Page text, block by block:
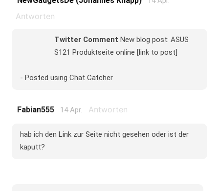
Antworten
Twitter Comment New blog post: ASUS
S121 Produktseite online [link to post]
- Posted using Chat Catcher
Fabian555 14 Apr. Antworten
hab ich den Link zur Seite nicht gesehen oder ist der
kaputt?